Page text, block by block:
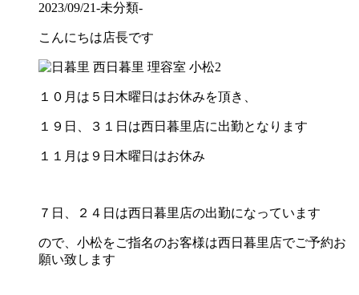
2023/09/21-未分類-
こんにちは店長です
１０月は５日木曜日はお休みを頂き、
１９日、３１日は西日暮里店に出勤となります
１１月は９日木曜日はお休み
７日、２４日は西日暮里店の出勤になっています
ので、小松をご指名のお客様は西日暮里店でご予約お
願い致します